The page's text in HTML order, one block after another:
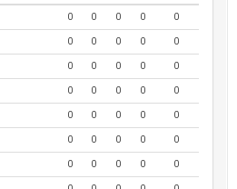
0 0 0 0
0
0 0 0 0
0
0 0 0 0
0
0 0 0 0
0
0 0 0 0
0
0 0 0 0
0
0 0 0 0
0